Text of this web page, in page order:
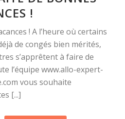
!
! A l’heure où certains
de congés bien mérités,
s’apprêtent à faire de
l’équipe www.allo-expert-
vous souhaite
[...]